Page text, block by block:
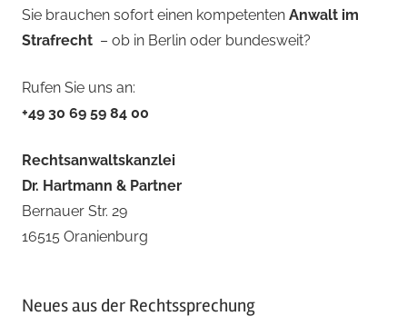
Sie brauchen sofort einen kompetenten Anwalt im
Strafrecht – ob in Berlin oder bundesweit?
Rufen Sie uns an:
+49 30 69 59 84 00
Rechtsanwaltskanzlei
Dr. Hartmann & Partner
Bernauer Str. 29
16515 Oranienburg
Neues aus der Rechtssprechung